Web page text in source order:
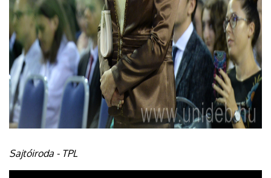
Sajtóiroda - TPL